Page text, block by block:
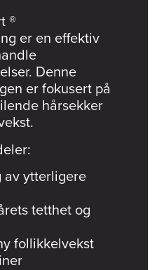
®
er en effektiv
Denne
er fokusert på
hårsekker
av ytterligere
tetthet og
follikkelvekst